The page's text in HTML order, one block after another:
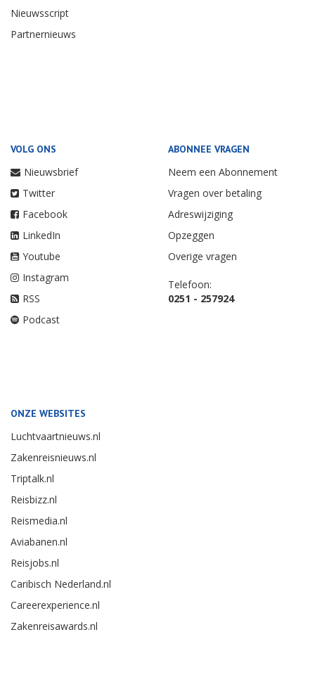
Nieuwsscript
Partnernieuws
VOLG ONS
Nieuwsbrief
Twitter
Facebook
LinkedIn
Youtube
Instagram
RSS
Podcast
ABONNEE VRAGEN
Neem een Abonnement
Vragen over betaling
Adreswijziging
Opzeggen
Overige vragen
Telefoon:
0251 - 257924
ONZE WEBSITES
Luchtvaartnieuws.nl
Zakenreisnieuws.nl
Triptalk.nl
Reisbizz.nl
Reismedia.nl
Aviabanen.nl
Reisjobs.nl
Caribisch Nederland.nl
Careerexperience.nl
Zakenreisawards.nl